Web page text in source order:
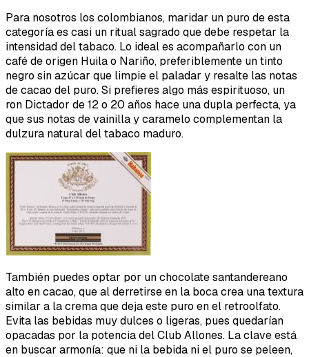
Para nosotros los colombianos, maridar un puro de esta
categoría es casi un ritual sagrado que debe respetar la
intensidad del tabaco. Lo ideal es acompañarlo con un
café de origen Huila o Nariño, preferiblemente un tinto
negro sin azúcar que limpie el paladar y resalte las notas
de cacao del puro. Si prefieres algo más espirituoso, un
ron Dictador de 12 o 20 años hace una dupla perfecta, ya
que sus notas de vainilla y caramelo complementan la
dulzura natural del tabaco maduro.
También puedes optar por un chocolate santandereano
alto en cacao, que al derretirse en la boca crea una textura
similar a la crema que deja este puro en el retroolfato.
Evita las bebidas muy dulces o ligeras, pues quedarían
opacadas por la potencia del Club Allones. La clave está
en buscar armonía: que ni la bebida ni el puro se peleen,